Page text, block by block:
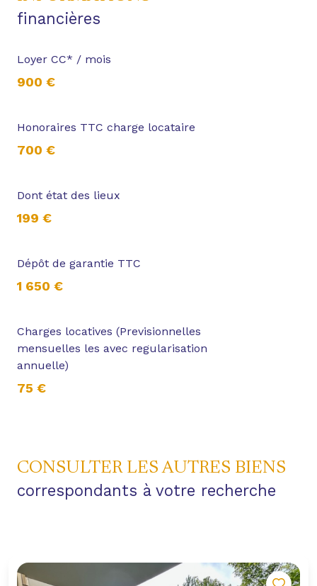
financières
Loyer CC* / mois
900 €
Honoraires TTC charge locataire
700 €
Dont état des lieux
199 €
Dépôt de garantie TTC
1 650 €
Charges locatives (Previsionnelles
mensuelles les avec regularisation
annuelle)
75 €
CONSULTER LES AUTRES BIENS
correspondants à votre recherche